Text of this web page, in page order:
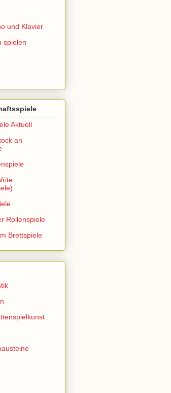
und Klavier
spielen
Aktuell
an
Rollenspiele
Brettspiele